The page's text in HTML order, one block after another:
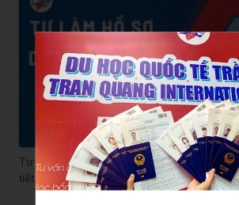
Tự làm hồ sơ du học Đài Loan có dễ
tiết của Trần Quang